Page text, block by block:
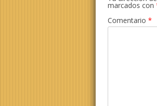
marcados con
Comentario *